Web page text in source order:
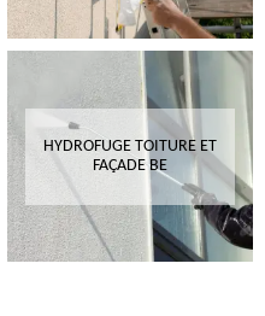
HYDROFUGE TOITURE ET
FAÇADE BE